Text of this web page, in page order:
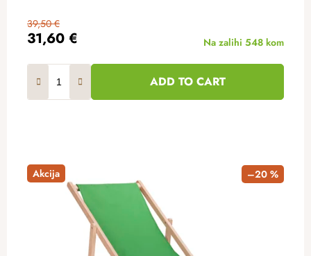
31,60 €
39,50 €
Na zalihi 548 kom
ADD TO CART
Akcija –20 %